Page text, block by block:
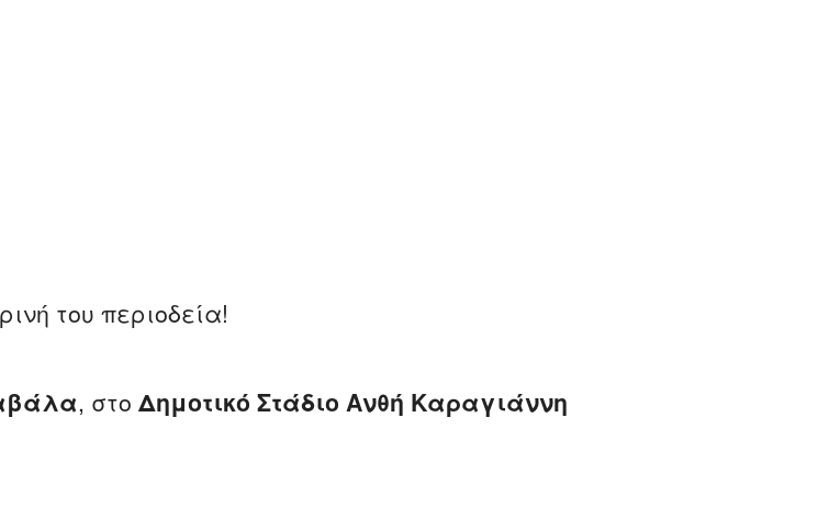
του περιοδεία!
, στο Δημοτικό Στάδιο Ανθή Καραγιάννη